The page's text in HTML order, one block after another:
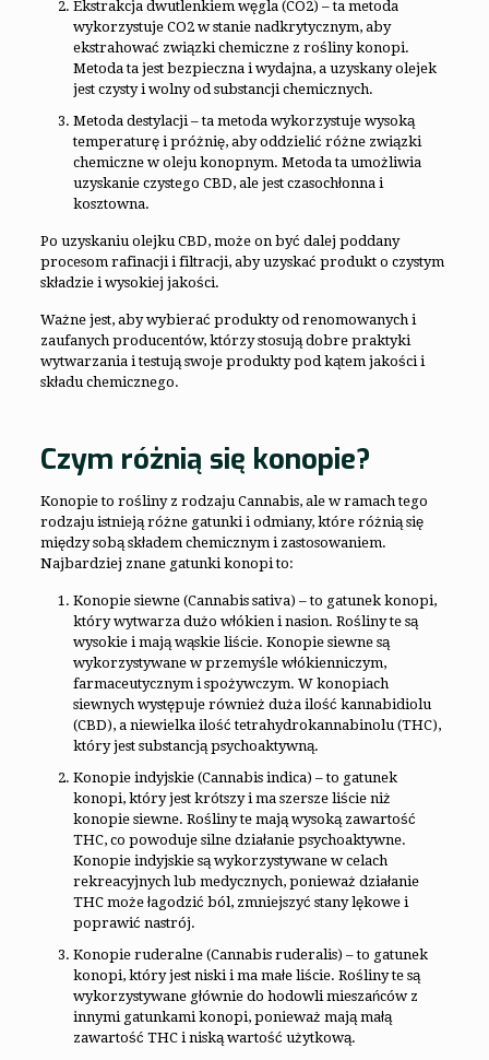
Ekstrakcja dwutlenkiem węgla (CO2) – ta metoda
wykorzystuje CO2 w stanie nadkrytycznym, aby
ekstrahować związki chemiczne z rośliny konopi.
Metoda ta jest bezpieczna i wydajna, a uzyskany olejek
jest czysty i wolny od substancji chemicznych.
Metoda destylacji – ta metoda wykorzystuje wysoką
temperaturę i próżnię, aby oddzielić różne związki
chemiczne w oleju konopnym. Metoda ta umożliwia
uzyskanie czystego CBD, ale jest czasochłonna i
kosztowna.
Po uzyskaniu olejku CBD, może on być dalej poddany
procesom rafinacji i filtracji, aby uzyskać produkt o czystym
składzie i wysokiej jakości.
Ważne jest, aby wybierać produkty od renomowanych i
zaufanych producentów, którzy stosują dobre praktyki
wytwarzania i testują swoje produkty pod kątem jakości i
składu chemicznego.
Czym różnią się konopie?
Konopie to rośliny z rodzaju Cannabis, ale w ramach tego
rodzaju istnieją różne gatunki i odmiany, które różnią się
między sobą składem chemicznym i zastosowaniem.
Najbardziej znane gatunki konopi to:
Konopie siewne (Cannabis sativa) – to gatunek konopi,
który wytwarza dużo włókien i nasion. Rośliny te są
wysokie i mają wąskie liście. Konopie siewne są
wykorzystywane w przemyśle włókienniczym,
farmaceutycznym i spożywczym. W konopiach
siewnych występuje również duża ilość kannabidiolu
(CBD), a niewielka ilość tetrahydrokannabinolu (THC),
który jest substancją psychoaktywną.
Konopie indyjskie (Cannabis indica) – to gatunek
konopi, który jest krótszy i ma szersze liście niż
konopie siewne. Rośliny te mają wysoką zawartość
THC, co powoduje silne działanie psychoaktywne.
Konopie indyjskie są wykorzystywane w celach
rekreacyjnych lub medycznych, ponieważ działanie
THC może łagodzić ból, zmniejszyć stany lękowe i
poprawić nastrój.
Konopie ruderalne (Cannabis ruderalis) – to gatunek
konopi, który jest niski i ma małe liście. Rośliny te są
wykorzystywane głównie do hodowli mieszańców z
innymi gatunkami konopi, ponieważ mają małą
zawartość THC i niską wartość użytkową.